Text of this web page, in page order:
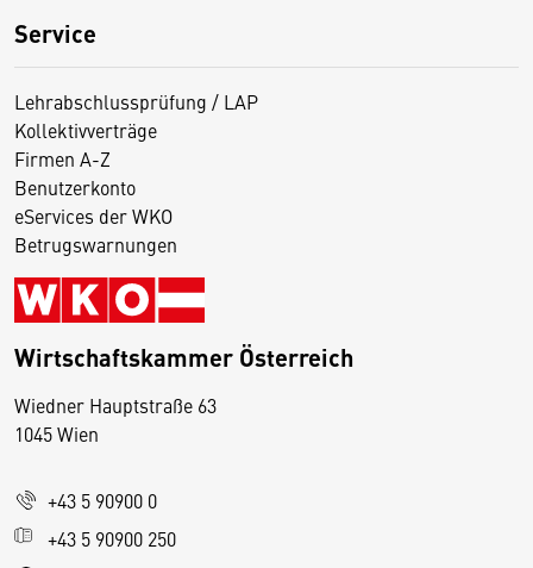
Service
Lehrabschlussprüfung / LAP
Kollektivverträge
Firmen A-Z
Benutzerkonto
eServices der WKO
Betrugswarnungen
Wirtschaftskammer Österreich
Wiedner Hauptstraße 63
1045 Wien
+43 5 90900 0
+43 5 90900 250
D
s
e